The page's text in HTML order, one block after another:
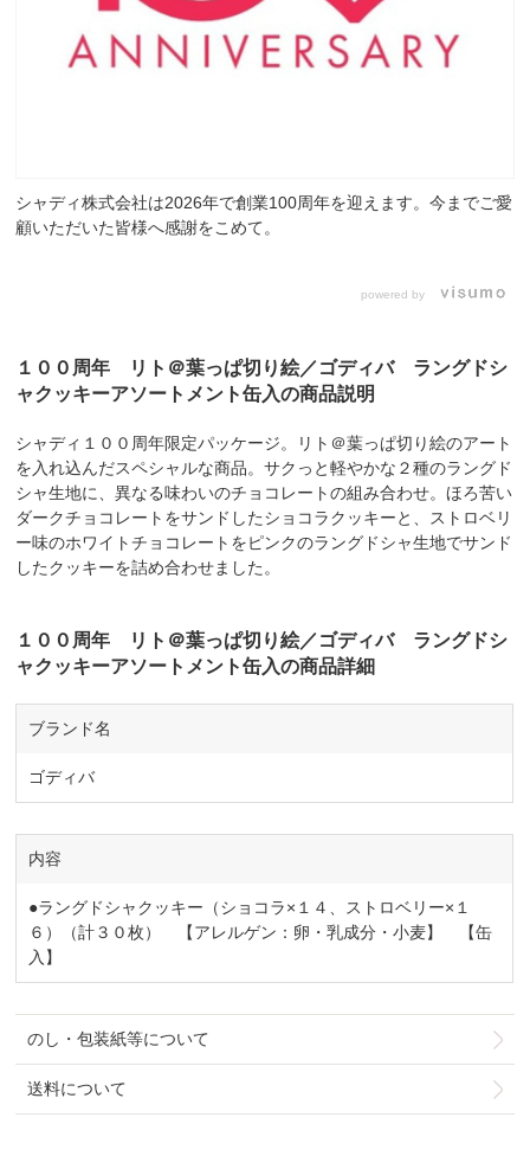
シャディ株式会社は2026年で創業100周年を迎えます。今までご愛
顧いただいた皆様へ感謝をこめて。
powered by
１００周年 リト＠葉っぱ切り絵／ゴディバ ラングドシ
ャクッキーアソートメント缶入の商品説明
シャディ１００周年限定パッケージ。リト＠葉っぱ切り絵のアート
を入れ込んだスペシャルな商品。サクっと軽やかな２種のラングド
シャ生地に、異なる味わいのチョコレートの組み合わせ。ほろ苦い
ダークチョコレートをサンドしたショコラクッキーと、ストロベリ
ー味のホワイトチョコレートをピンクのラングドシャ生地でサンド
したクッキーを詰め合わせました。
１００周年 リト＠葉っぱ切り絵／ゴディバ ラングドシ
ャクッキーアソートメント缶入の商品詳細
ブランド名
ゴディバ
内容
●ラングドシャクッキー（ショコラ×１４、ストロベリー×１
６）（計３０枚） 【アレルゲン：卵・乳成分・小麦】 【缶
入】
のし・包装紙等について
送料について